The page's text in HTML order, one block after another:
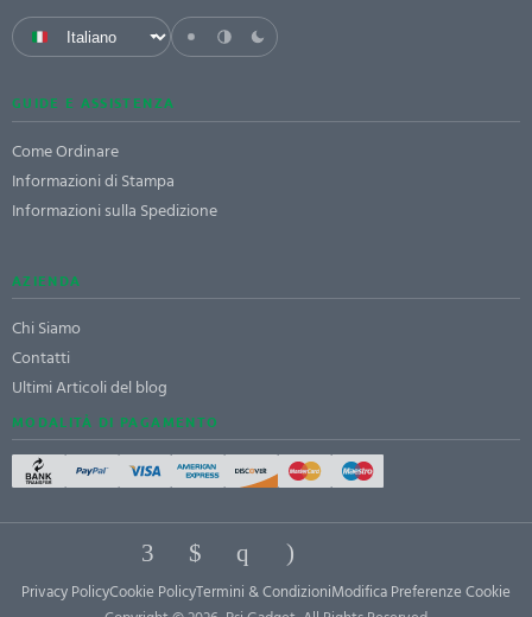
GUIDE E ASSISTENZA
Come Ordinare
Informazioni di Stampa
Informazioni sulla Spedizione
AZIENDA
Chi Siamo
Contatti
Ultimi Articoli del blog
MODALITÀ DI PAGAMENTO
Privacy PolicyCookie PolicyTermini & CondizioniModifica Preferenze Cookie